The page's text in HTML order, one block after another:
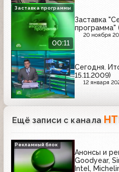
00:11
Заставка
программа"
20 ноября
Заставка программы
Сегодня.
15.11.2009)
12 января
Ещё записи с канала
Анонсы и
Goodyear,
Intel,
Рекламный блок